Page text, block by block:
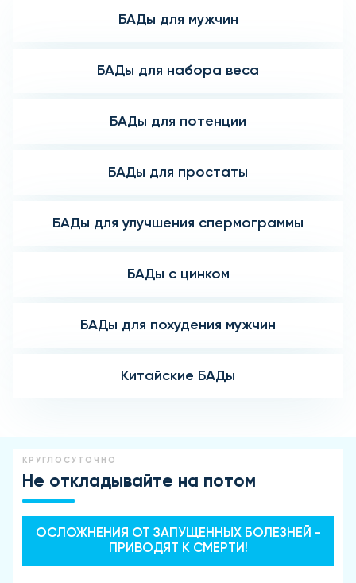
БАДы для мужчин
БАДы для набора веса
БАДы для потенции
БАДы для простаты
БАДы для улучшения спермограммы
БАДы с цинком
БАДы для похудения мужчин
Китайские БАДы
КРУГЛОСУТОЧНО
Не откладывайте на потом
ОСЛОЖНЕНИЯ ОТ ЗАПУЩЕННЫХ БОЛЕЗНЕЙ -
ПРИВОДЯТ К СМЕРТИ!